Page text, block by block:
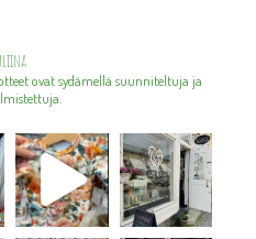
ovat sydämellä suunniteltuja ja